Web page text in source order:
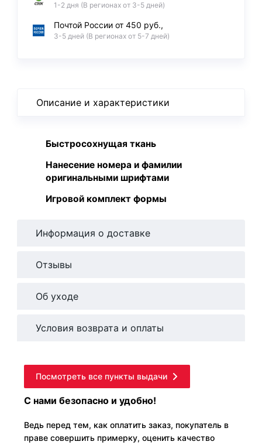
1-2 дня (В регионах от 3-5 дней)
Почтой России от 450 руб.,
3-5 дней (В регионах от 5-7 дней)
Описание и характеристики
Быстросохнущая ткань
Нанесение номера и фамилии
оригинальными шрифтами
Игровой комплект формы
Информация о доставке
Отзывы
Об уходе
Условия возврата и оплаты
Посмотреть все пункты выдачи
С нами безопасно и удобно!
Ведь перед тем, как оплатить заказ, покупатель в
праве совершить примерку, оценить качество